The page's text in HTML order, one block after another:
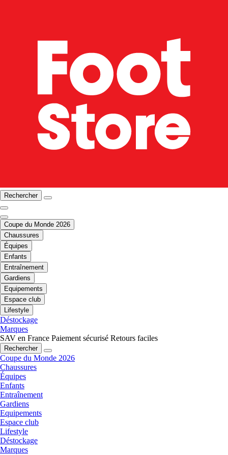
Rechercher
Coupe du Monde 2026
Chaussures
Équipes
Enfants
Entraînement
Gardiens
Equipements
Espace club
Lifestyle
Déstockage
Marques
SAV en France Paiement sécurisé Retours faciles
Rechercher
Coupe du Monde 2026
Chaussures
Équipes
Enfants
Entraînement
Gardiens
Equipements
Espace club
Lifestyle
Déstockage
Marques